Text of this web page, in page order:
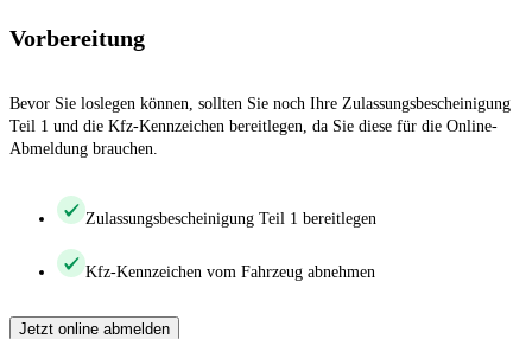
Vorbereitung
Bevor Sie loslegen können, sollten Sie noch Ihre Zulassungsbescheinigung
Teil 1 und die Kfz-Kennzeichen bereitlegen, da Sie diese für die Online-
Abmeldung brauchen.
Zulassungsbescheinigung Teil 1 bereitlegen
Kfz-Kennzeichen vom Fahrzeug abnehmen
Jetzt online abmelden